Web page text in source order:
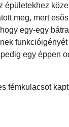
épületekhez
meg, mert
egy-egy
egy éppen
fémkulacsot